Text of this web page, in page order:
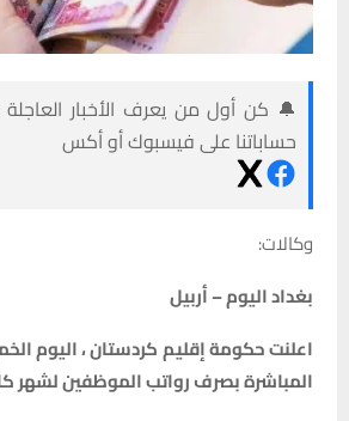
🔔 كن أول من يعرف الأخبار العاجلة
حساباتنا على فيسبوك أو أكس
وكالات:
بغداد اليوم – أربيل
المباشرة بصرف رواتب الموظفين لشهر